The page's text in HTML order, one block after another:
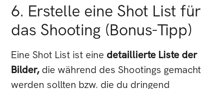
6. Erstelle eine Shot List für
das Shooting (Bonus-Tipp)
Eine Shot List ist eine detaillierte Liste der
Bilder, die während des Shootings gemacht
werden sollten bzw. die du dringend